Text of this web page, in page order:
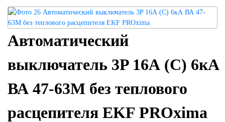
Автоматический
выключатель 3P 16А (C) 6кА
ВА 47-63M без теплового
расцепителя EKF PROxima